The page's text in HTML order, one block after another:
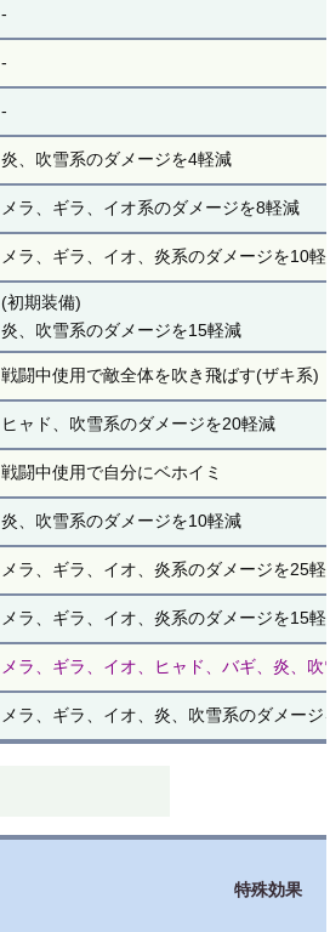
-
-
-
炎、吹雪系のダメージを4軽減
メラ、ギラ、イオ系のダメージを8軽減
メラ、ギラ、イオ、炎系のダメージを10軽
(初期装備)
炎、吹雪系のダメージを15軽減
戦闘中使用で敵全体を吹き飛ばす(ザキ系)
ヒャド、吹雪系のダメージを20軽減
戦闘中使用で自分にベホイミ
炎、吹雪系のダメージを10軽減
メラ、ギラ、イオ、炎系のダメージを25軽
メラ、ギラ、イオ、炎系のダメージを15軽
メラ、ギラ、イオ、ヒャド、バギ、炎、
メラ、ギラ、イオ、炎、吹雪系のダメージ
特殊効果